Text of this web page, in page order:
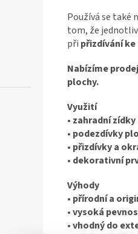
Používá se také
tom, že
při přizdívání
Nabízíme
plochy.
Využití
• zahradní
• podezdívky
• přizdívky a
• dekorativní
Výhody
• přírodní a
•vysoká
•vhodný do